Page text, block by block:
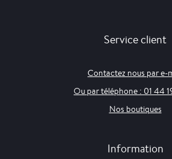
Service client
Contactez nous par e-
Ou par téléphone : 01 44
Nos boutiques
Information